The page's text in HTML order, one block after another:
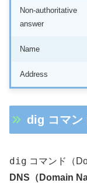
Non-authoritative
answer
Name
Address
dig コマン
dig コマンド（
DNS（Domain